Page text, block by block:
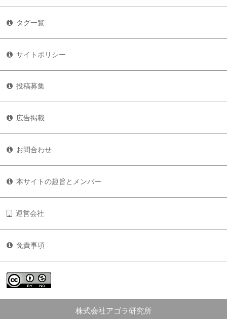
タグ一覧
サイトポリシー
投稿募集
広告掲載
お問合わせ
本サイトの趣旨とメンバー
運営会社
免責事項
株式会社アゴラ研究所